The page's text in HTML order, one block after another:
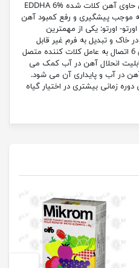
کود آهن پودری هکتور ایکس گرین حاوی آهن کلات شده EDDHA 6%
که موجب پیشگیری و رفع کمبود آهن
اورتو: یکی از مهمترین
و تبدیل به فرم غیر قابل
جذب است. ایزومر ارتو-ارتو از طریق 6 اتصال به عامل کلات کننده متصل
انحلال آهن در آب کمک می
در آب و پایداری آن می شود.
دوره زمانی بیشتری در اختیار گیاه